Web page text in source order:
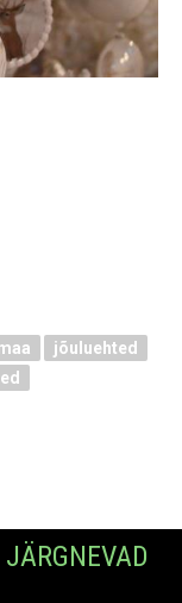
jõuluehted